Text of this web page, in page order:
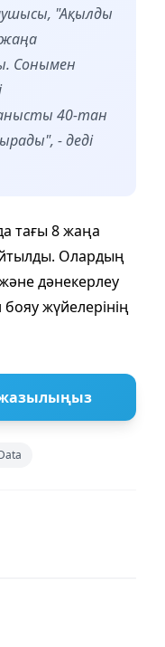
"Ақылды
Сонымен
40-тан
- деді
тағы 8 жаңа
Олардың
дәнекерлеу
жүйелерінің
жазылыңыз